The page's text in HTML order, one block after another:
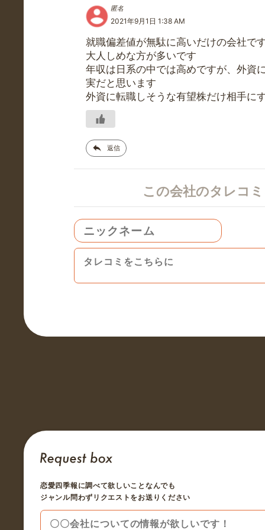
匿名
2021年9月1日 1:38 AM
就職偏差値が無駄に高いだけの会社で
大人しめな方が多いです
年収は日系の中では高めですが、外資
実だと思います
外資に転職しそうな有望株だけ相手に
返信
この会社のタレコ
恋愛四季報に調べて欲しいことなんでも
ジャンル問わずリクエストをお送りください